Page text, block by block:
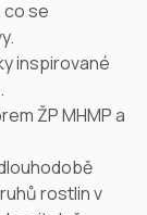
co se
inspirované
ŽP MHMP a
rostlin v